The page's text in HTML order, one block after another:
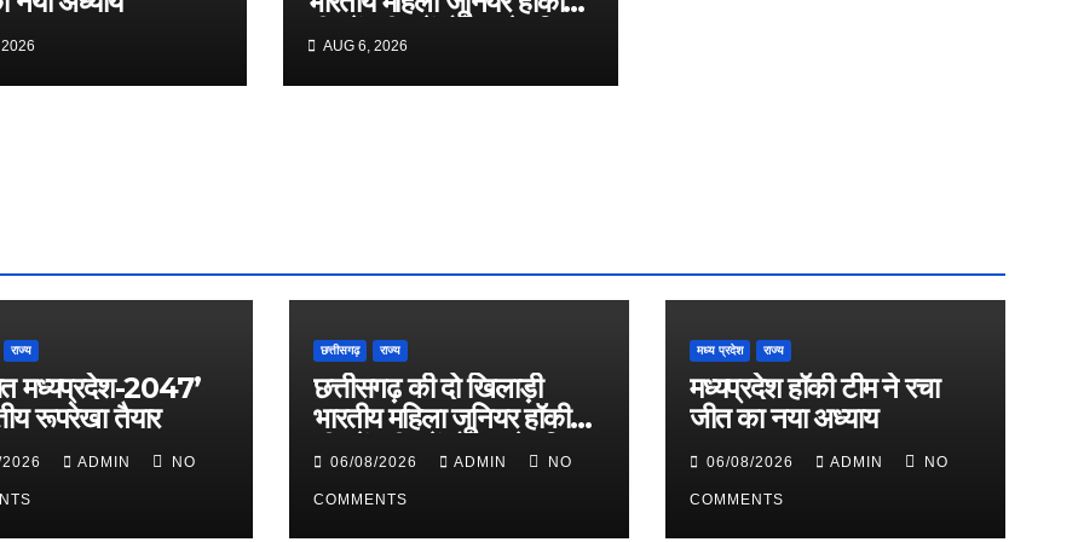
टीम में, चीन में होने वाले एशिया
कप में दिखाएंगी दम
AUG 6, 2026
राज्य
मध्यप्रदेश-2047’
रूपरेखा तैयार
ADMIN NO
छत्तीसगढ़ राज्य
छत्तीसगढ़ की दो खिलाड़ी
भारतीय महिला जूनियर हॉकी
टीम में, चीन में होने वाले एशिया
कप में दिखाएंगी दम
06/08/2026 ADMIN NO
COMMENTS
मध्य प्रदेश राज्य
मध्यप्रदेश हॉकी टीम ने रचा
जीत का नया अध्याय
06/08/2026 ADMIN NO
COMMENTS